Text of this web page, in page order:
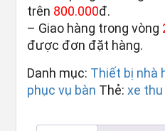
trên 800.000đ.
– Giao hàng trong vòng
được đơn đặt hàng.
Danh mục: Thiết bị nhà
phục vụ bàn Thẻ:xe